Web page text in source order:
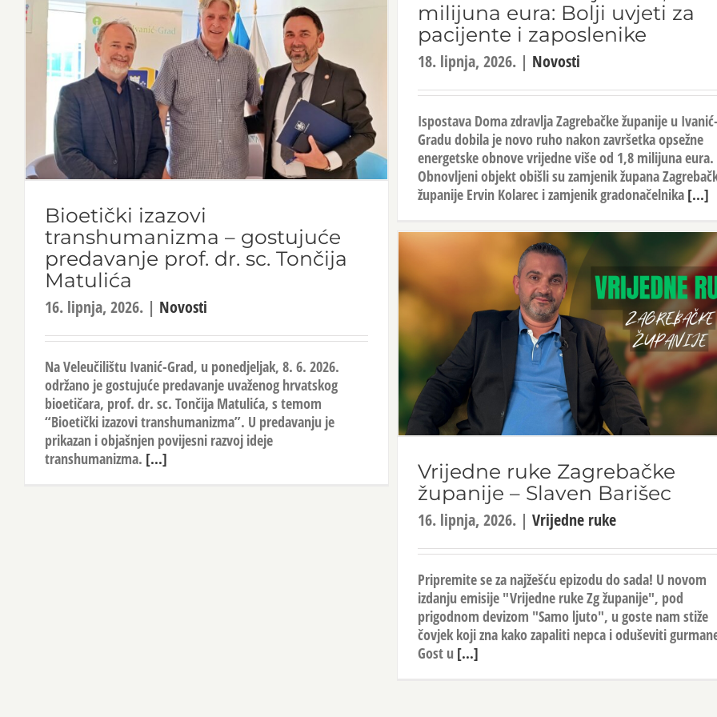
milijuna eura: Bolji uvjeti za
pacijente i zaposlenike
18. lipnja, 2026. | Novosti
Ispostava Doma zdravlja Zagrebačke županije u
Gradu dobila je novo ruho nakon završetka opsežne
energetske obnove vrijedne više od 1,8 milijuna eura.
Obnovljeni objekt obišli su zamjenik župana
županije Ervin Kolarec i zamjenik gradonačelnika [...]
Bioetički izazovi
transhumanizma – gostujuće
predavanje prof. dr. sc. Tončija
Matulića
16. lipnja, 2026. | Novosti
Na Veleučilištu Ivanić-Grad, u ponedjeljak, 8. 6. 2026.
održano je gostujuće predavanje uvaženog hrvatskog
bioetičara, prof. dr. sc. Tončija Matulića, s temom
“Bioetički izazovi transhumanizma”. U predavanju je
prikazan i objašnjen povijesni razvoj ideje
transhumanizma. [...]
Vrijedne ruke Zagrebačke
županije – Slaven Barišec
16. lipnja, 2026. | Vrijedne ruke
Pripremite se za najžešću epizodu do sada! U novom
izdanju emisije "Vrijedne ruke Zg županije", pod
prigodnom devizom "Samo ljuto", u goste nam stiže
čovjek koji zna kako zapaliti nepca i oduševiti
Gost u [...]